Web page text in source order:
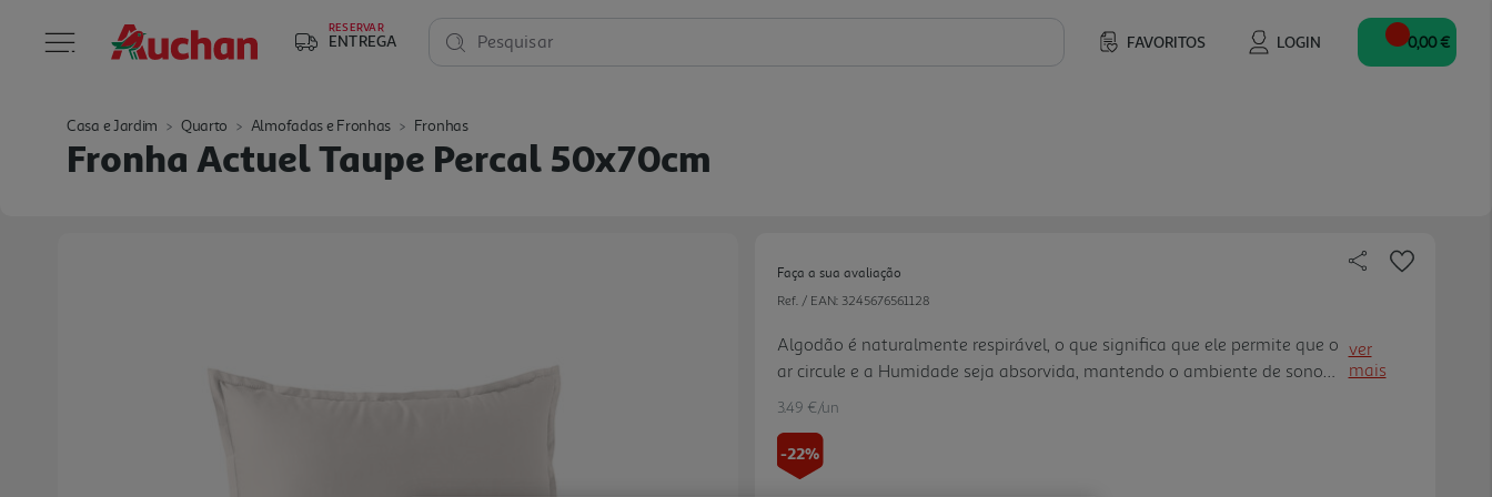
RESERVAR
ENTREGA FAVORITOS LOGIN
Pesquisar 0,00 €
Casa e Jardim Quarto Almofadas e Fronhas Fronhas
Fronha Actuel Taupe Percal 50x70cm
Faça a sua avaliação
Ref. / EAN: 3245676561128
Algodão é naturalmente respirável, o que significa que ele permite que o
ar circule e a Humidade seja absorvida, mantendo o ambiente de sono
mais fresco no verão e quente no inverno. Isso faz com que o produto seja
Uso Diário: Mesmo após várias lavagens, o algodão de alta qualidade
mantém sua maciez e suavidade. Com o tempo, o tecido vai se tornando
ver
mais
3.49 €/un
-22%